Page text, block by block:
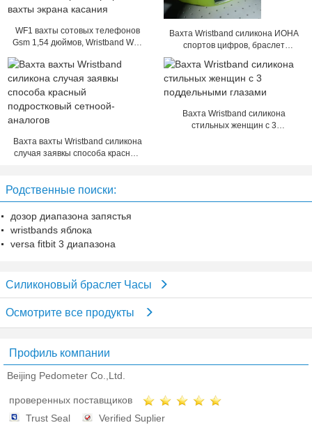
WF1 вахты сотовых телефонов
Gsm 1,54 дюймов, Wristband Wap
касания
Вахта Wristband силикона ИОНА
спортов цифров, браслет
Вахта вахты Wristband силикона
случая заявкы способа красный
Вахта Wristband силикона
стильных женщин с 3
Родственные поиски:
дозор диапазона запястья
wristbands яблока
versa fitbit 3 диапазона
Силиконовый браслет Часы
Осмотрите все продукты
Профиль компании
Beijing Pedometer Co.,Ltd.
проверенных поставщиков
Trust Seal
Verified Suplier